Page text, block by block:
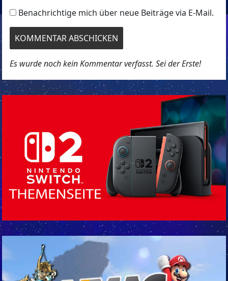
Benachrichtige mich über neue Beiträge via E-Mail.
Es wurde noch kein Kommentar verfasst. Sei der Erste!